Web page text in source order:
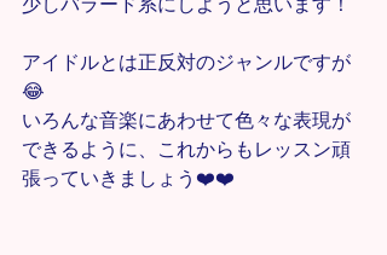
少しバラード系にしようと思います！
アイドルとは正反対のジャンルですが
😂
いろんな音楽にあわせて色々な表現が
できるように、これからもレッスン頑
張っていきましょう❤️❤️